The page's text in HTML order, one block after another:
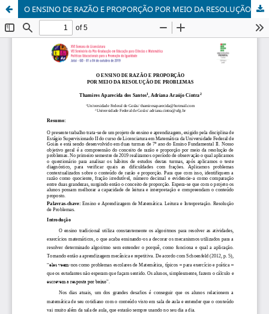
O ENSINO DE RAZÃO E PROPORÇÃO POR MEIO DA RESOLUÇÃO DE PROBLEMAS